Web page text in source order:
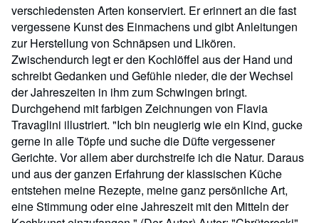
verschiedensten Arten konserviert. Er erinnert an die fast
vergessene Kunst des Einmachens und gibt Anleitungen
zur Herstellung von Schnäpsen und Likören.
Zwischendurch legt er den Kochlöffel aus der Hand und
schreibt Gedanken und Gefühle nieder, die der Wechsel
der Jahreszeiten in ihm zum Schwingen bringt.
Durchgehend mit farbigen Zeichnungen von Flavia
Travaglini illustriert. "Ich bin neugierig wie ein Kind, gucke
gerne in alle Töpfe und suche die Düfte vergessener
Gerichte. Vor allem aber durchstreife ich die Natur. Daraus
und aus der ganzen Erfahrung der klassischen Küche
entstehen meine Rezepte, meine ganz persönliche Art,
eine Stimmung oder eine Jahreszeit mit den Mitteln der